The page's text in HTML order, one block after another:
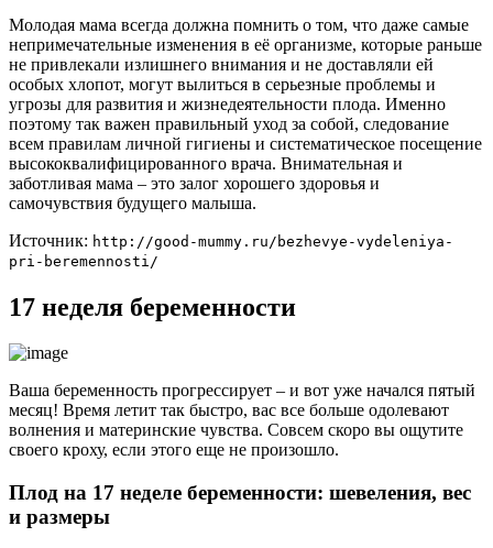
Молодая мама всегда должна помнить о том, что даже самые
непримечательные изменения в её организме, которые раньше
не привлекали излишнего внимания и не доставляли ей
особых хлопот, могут вылиться в серьезные проблемы и
угрозы для развития и жизнедеятельности плода. Именно
поэтому так важен правильный уход за собой, следование
всем правилам личной гигиены и систематическое посещение
высококвалифицированного врача. Внимательная и
заботливая мама – это залог хорошего здоровья и
самочувствия будущего малыша.
Источник: http://good-mummy.ru/bezhevye-vydeleniya-
pri-beremennosti/
17 неделя беременности
Ваша беременность прогрессирует – и вот уже начался пятый
месяц! Время летит так быстро, вас все больше одолевают
волнения и материнские чувства. Совсем скоро вы ощутите
своего кроху, если этого еще не произошло.
Плод на 17 неделе беременности: шевеления, вес
и размеры